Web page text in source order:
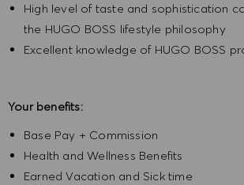
High level of taste and sophistication
the HUGO BOSS lifestyle philosophy
Excellent knowledge of HUGO BOSS
Your benefits:
Base Pay + Commission
Health and Wellness Benefits
Earned Vacation and Sick time